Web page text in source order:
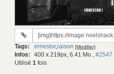
URL
gif:
Tags: ernestor,raison [Modifier]
Infos: 400 x 219px, 6.41 Mo , #2547
Utilisé 1 fois